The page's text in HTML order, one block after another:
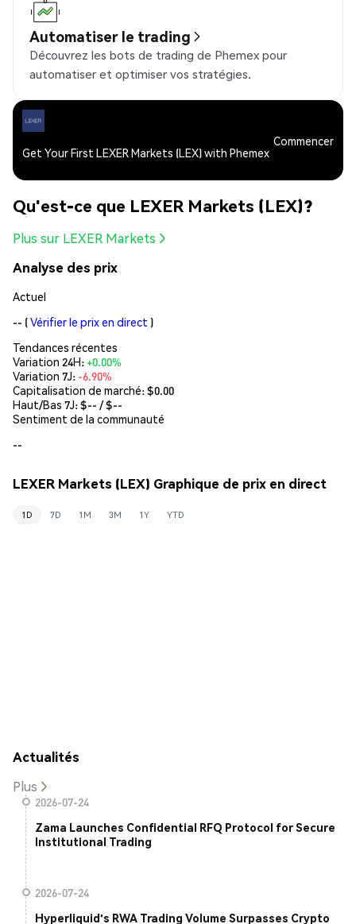
Automatiser le trading
Découvrez les bots de trading de Phemex pour
automatiser et optimiser vos stratégies.
Get Your First LEXER Markets (LEX) with Phemex
Commencer
Qu'est-ce que LEXER Markets (LEX)?
Plus sur LEXER Markets
Analyse des prix
Actuel
-- (Vérifier le prix en direct )
Tendances récentes
Variation 24H:+0.00%
Variation 7J: -6.90%
Capitalisation de marché:$0.00
Haut/Bas 7J: $-- / $--
Sentiment de la communauté
--
LEXER Markets (LEX) Graphique de prix en direct
1D 7D 1M 3M 1Y YTD
Actualités
Plus
2026-07-24
Zama Launches Confidential RFQ Protocol for Secure
Institutional Trading
2026-07-24
Hyperliquid's RWA Trading Volume Surpasses Crypto